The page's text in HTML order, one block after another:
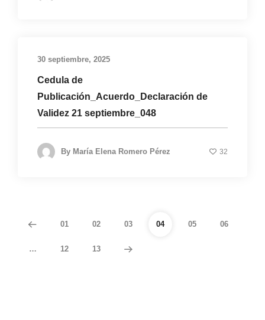
30 septiembre, 2025
Cedula de
Publicación_Acuerdo_Declaración de
Validez 21 septiembre_048
By María Elena Romero Pérez 32
01 02 03 04 05 06
… 12 13